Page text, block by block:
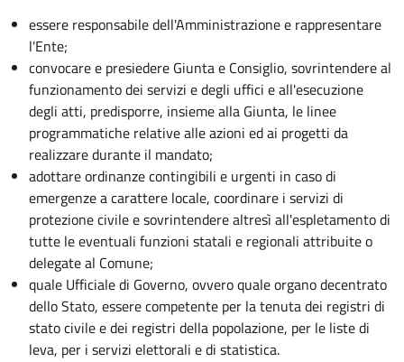
essere responsabile dell'Amministrazione e rappresentare
l'Ente;
convocare e presiedere Giunta e Consiglio, sovrintendere al
funzionamento dei servizi e degli uffici e all'esecuzione
degli atti, predisporre, insieme alla Giunta, le linee
programmatiche relative alle azioni ed ai progetti da
realizzare durante il mandato;
adottare ordinanze contingibili e urgenti in caso di
emergenze a carattere locale, coordinare i servizi di
protezione civile e sovrintendere altresì all'espletamento di
tutte le eventuali funzioni statali e regionali attribuite o
delegate al Comune;
quale Ufficiale di Governo, ovvero quale organo decentrato
dello Stato, essere competente per la tenuta dei registri di
stato civile e dei registri della popolazione, per le liste di
leva, per i servizi elettorali e di statistica.